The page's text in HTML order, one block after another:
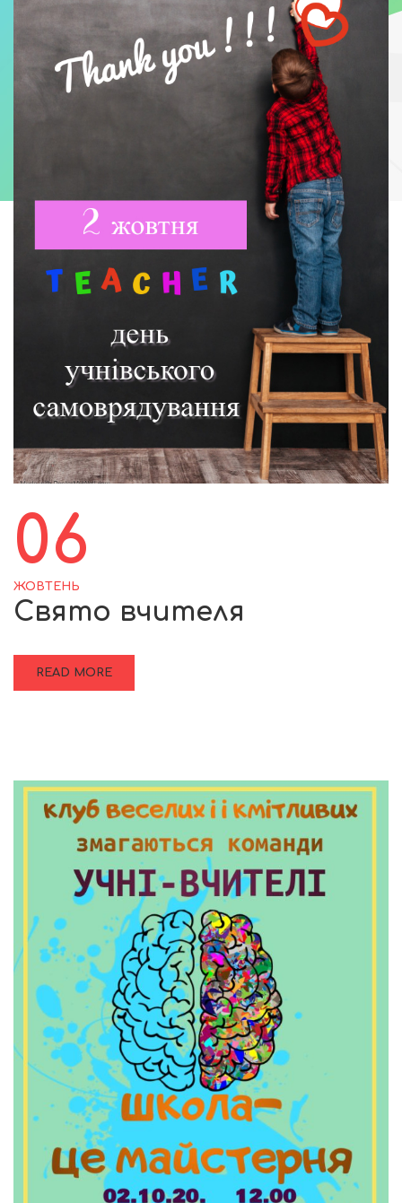
06
ЖОВТЕНЬ
Свято вчителя
READ MORE